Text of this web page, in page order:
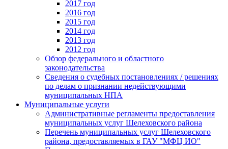
2017 год
2016 год
2015 год
2014 год
2013 год
2012 год
Обзор федерального и областного
законодательства
Сведения о судебных постановлениях / решениях
по делам о признании недействующими
муниципальных НПА
Муниципальные услуги
Административные регламенты предоставления
муниципальных услуг Шелеховского района
Перечень муниципальных услуг Шелеховского
района, предоставляемых в ГАУ "МФЦ ИО"